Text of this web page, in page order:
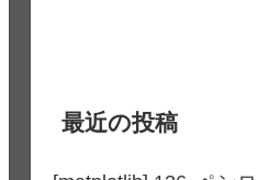
最近の投稿